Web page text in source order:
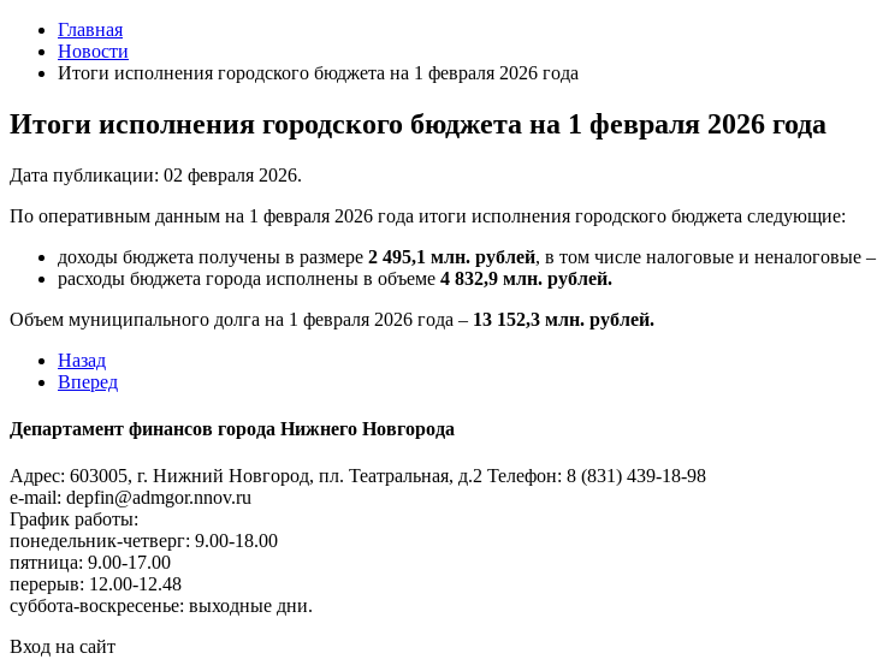
Главная
Новости
Итоги исполнения городского бюджета на 1 февраля 2026 года
Итоги исполнения городского бюджета на 1 февраля 2026 года
Дата публикации: 02 февраля 2026.
По оперативным данным на 1 февраля 2026 года итоги исполнения городского бюджета следующие:
доходы бюджета получены в размере 2 495,1 млн. рублей, в том числе налоговые и неналоговые –
расходы бюджета города исполнены в объеме 4 832,9 млн. рублей.
Объем муниципального долга на 1 февраля 2026 года – 13 152,3 млн. рублей.
Назад
Вперед
Департамент финансов города Нижнего Новгорода
Адрес: 603005, г. Нижний Новгород, пл. Театральная, д.2 Телефон: 8 (831) 439-18-98
e-mail: depfin@admgor.nnov.ru
График работы:
понедельник-четверг: 9.00-18.00
пятница: 9.00-17.00
перерыв: 12.00-12.48
суббота-воскресенье: выходные дни.
Вход на сайт